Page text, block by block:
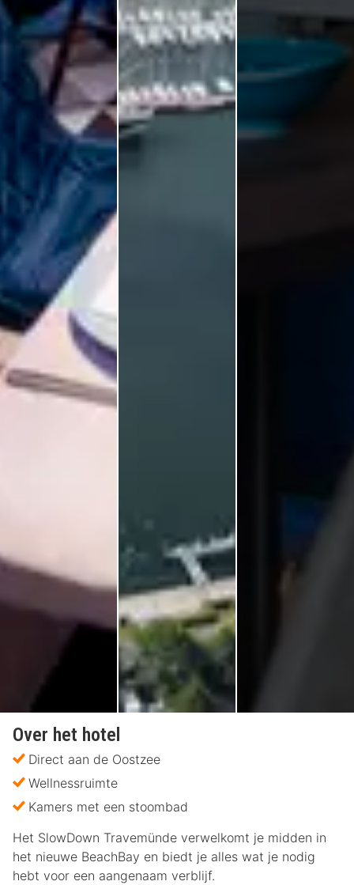
Over het hotel
Direct aan de Oostzee
Wellnessruimte
Kamers met een stoombad
Het SlowDown Travemünde verwelkomt je midden in
het nieuwe BeachBay en biedt je alles wat je nodig
hebt voor een aangenaam verblijf.